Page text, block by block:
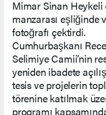
Mimar Sinan
manzarası eşliğinde
fotoğrafı çektirdi.
Cumhurbaşkanı
Selimiye Camii’nin
yeniden ibadete
tesis ve projelerin
törenine katılmak
programı